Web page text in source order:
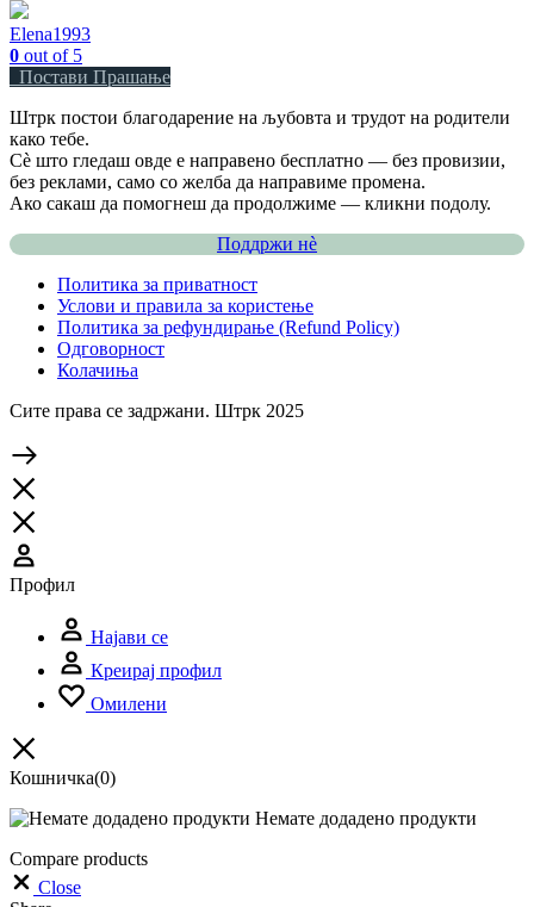
Elena1993
0 out of 5
Постави Прашање
Штрк постои благодарение на љубовта и трудот на родители
како тебе.
Сè што гледаш овде е направено бесплатно — без провизии,
без реклами, само со желба да направиме промена.
Ако сакаш да помогнеш да продолжиме — кликни подолу.
Поддржи нѐ
Политика за приватност
Услови и правила за користење
Политика за рефундирање (Refund Policy)
Одговорност
Колачиња
Сите права се задржани. Штрк 2025
Профил
Најави се
Креирај профил
Омилени
Кошничка(0)
Немате додадено продукти
Compare products
Close